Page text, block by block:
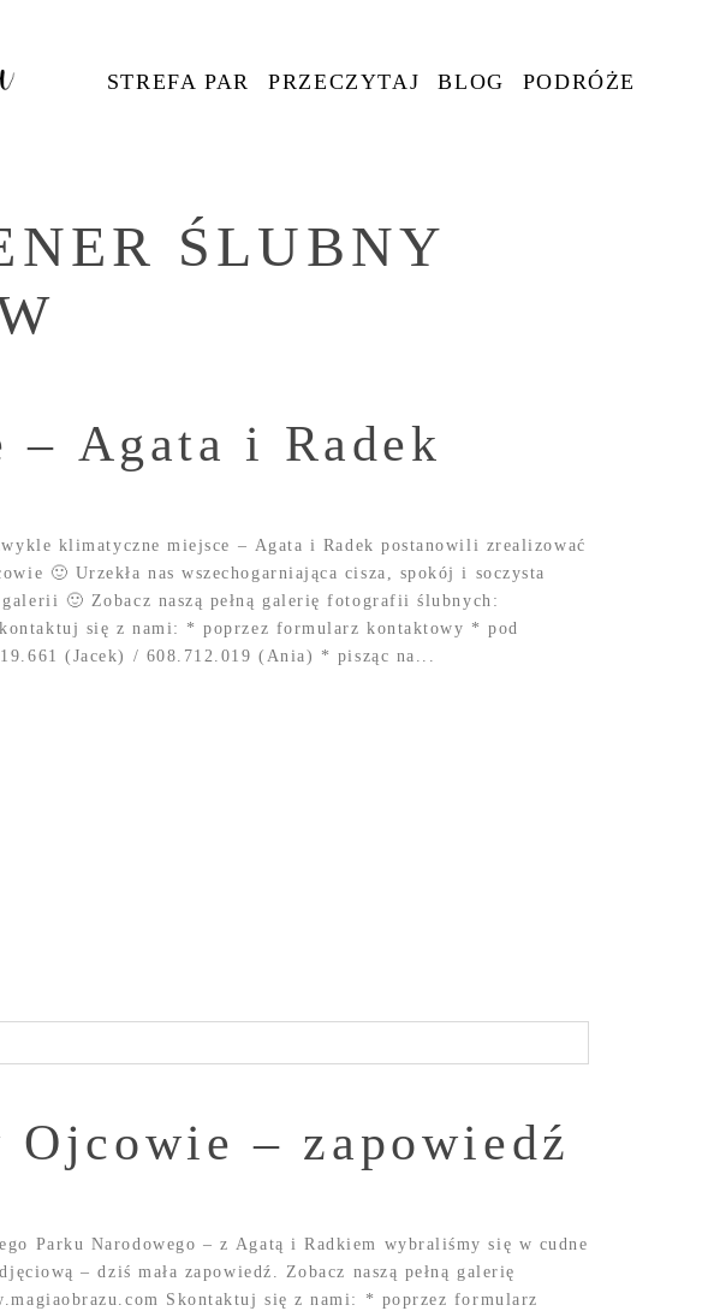
STREFA PAR PRZECZYTAJ BLOG PODRÓŻE
ŚLUBNY
– Agata i Radek
klimatyczne miejsce – Agata i Radek postanowili zrealizować
🙂 Urzekła nas wszechogarniająca cisza, spokój i soczysta
🙂 Zobacz naszą pełną galerię fotografii ślubnych:
się z nami: * poprzez formularz kontaktowy * pod
(Jacek) / 608.712.019 (Ania) * pisząc na...
– zapowiedź
Parku Narodowego – z Agatą i Radkiem wybraliśmy się w cudne
– dziś mała zapowiedź. Zobacz naszą pełną galerię
Skontaktuj się z nami: * poprzez formularz